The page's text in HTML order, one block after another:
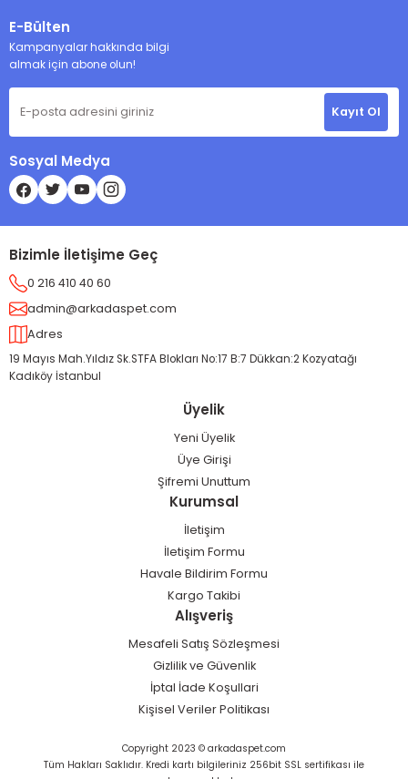
E-Bülten
Kampanyalar hakkında bilgi
almak için abone olun!
Kayıt Ol
Sosyal Medya
Bizimle İletişime Geç
0 216 410 40 60
admin@arkadaspet.com
Adres
19 Mayıs Mah.Yıldız Sk.STFA Blokları No:17 B:7 Dükkan:2 Kozyatağı
Kadıköy İstanbul
Üyelik
Yeni Üyelik
Üye Girişi
Şifremi Unuttum
Kurumsal
İletişim
İletişim Formu
Havale Bildirim Formu
Kargo Takibi
Alışveriş
Mesafeli Satış Sözleşmesi
Gizlilik ve Güvenlik
İptal İade Koşullari
Kişisel Veriler Politikası
Copyright 2023 © arkadaspet.com
Tüm Hakları Saklıdır. Kredi kartı bilgileriniz 256bit SSL sertifikası ile